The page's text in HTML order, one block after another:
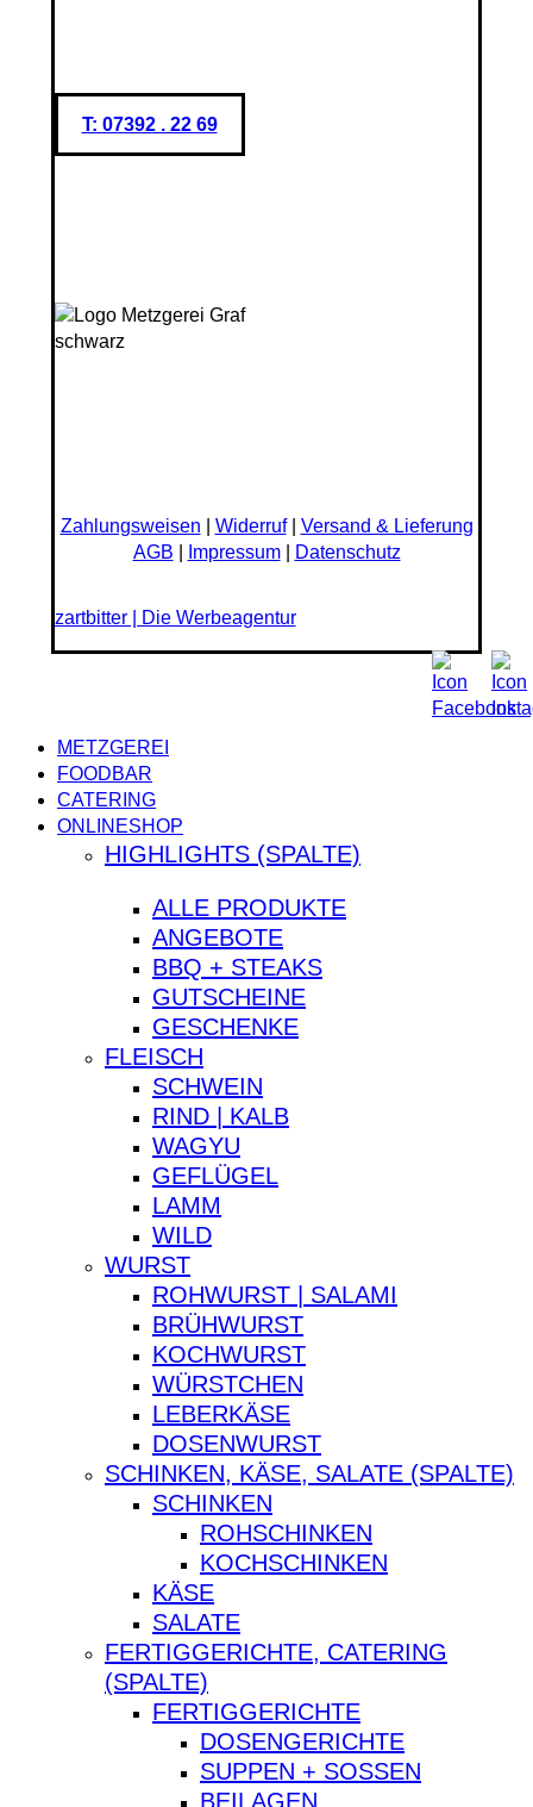
T: 07392 . 22 69
Zahlungsweisen Widerruf| Versand & Lieferung
AGB
Impressum| Datenschutz
zartbitter | Die Werbeagentur
Close
Menu
METZGEREI
FOODBAR
CATERING
ONLINESHOP
HIGHLIGHTS (SPALTE)
ALLE PRODUKTE
ANGEBOTE
BBQ + STEAKS
GUTSCHEINE
GESCHENKE
FLEISCH
SCHWEIN
RIND | KALB
WAGYU
GEFLÜGEL
LAMM
WILD
WURST
ROHWURST | SALAMI
BRÜHWURST
KOCHWURST
WÜRSTCHEN
LEBERKÄSE
DOSENWURST
SCHINKEN, KÄSE, SALATE (SPALTE)
SCHINKEN
ROHSCHINKEN
KOCHSCHINKEN
KÄSE
SALATE
FERTIGGERICHTE, CATERING
(SPALTE)
FERTIGGERICHTE
DOSENGERICHTE
SUPPEN + SOSSEN
BEILAGEN